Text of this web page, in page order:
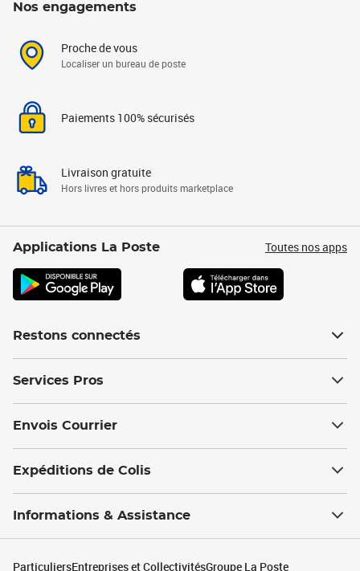
Nos engagements
Proche de vous
Localiser un bureau de poste
Paiements 100% sécurisés
Livraison gratuite
Hors livres et hors produits marketplace
Applications La Poste Toutes nos apps
Restons connectés
Services Pros
Envois Courrier
Expéditions de Colis
Informations & Assistance
ParticuliersEntreprises et CollectivitésGroupe La Poste